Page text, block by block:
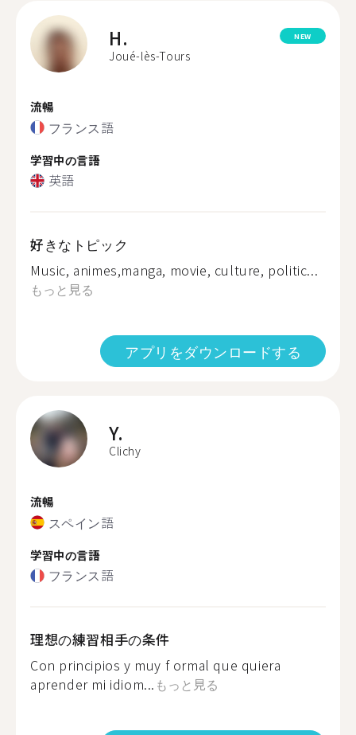
H.
Joué-lès-Tours
NEW
流暢
フランス語
学習中の言語
英語
好きなトピック
Music, animes,manga, movie, culture, politic...
もっと見る
アプリをダウンロードする
Y.
Clichy
流暢
スペイン語
学習中の言語
フランス語
理想の練習相手の条件
Con principios y muy f ormal que quiera
aprender mi idiom... もっと見る